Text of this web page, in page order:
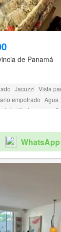
de Panamá
Jacuzzi Vista
empotrado Agua
infantil Ascensor
discapacidad
WhatsApp